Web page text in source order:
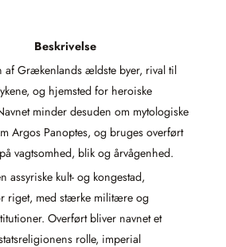
Beskrivelse
af Grækenlands ældste byer, rival til
og hjemsted for heroiske
minder desuden om mytologiske
Argos Panoptes, og bruges overført
vagtsomhed, blik og årvågenhed.
assyriske kult- og kongestad,
riget, med stærke militære og
Overført bliver navnet et
rolle, imperial